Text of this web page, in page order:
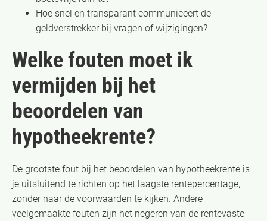
Hoe snel en transparant communiceert de
geldverstrekker bij vragen of wijzigingen?
Welke fouten moet ik
vermijden bij het
beoordelen van
hypotheekrente?
De grootste fout bij het beoordelen van hypotheekrente is
je uitsluitend te richten op het laagste rentepercentage,
zonder naar de voorwaarden te kijken. Andere
veelgemaakte fouten zijn het negeren van de rentevaste